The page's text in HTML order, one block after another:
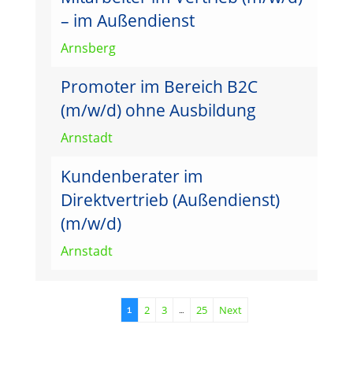
– im Außendienst
Arnsberg
Promoter im Bereich B2C
(m/w/d) ohne Ausbildung
Arnstadt
Kundenberater im
Direktvertrieb (Außendienst)
(m/w/d)
Arnstadt
1 2 3 … 25 Next